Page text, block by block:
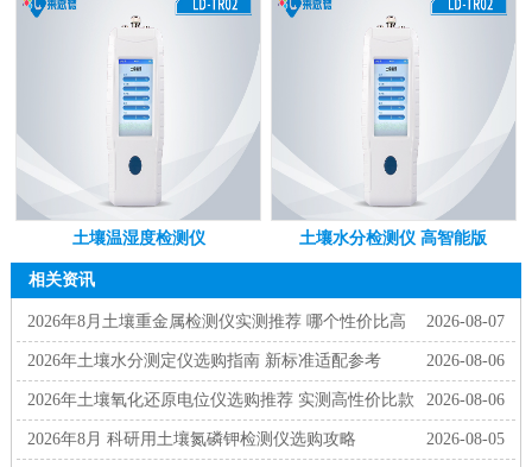
土壤温湿度检测仪 土壤水分检测仪 高智能版
相关资讯
2026-08-07
2026年8月土壤重金属检测仪实测推荐 哪个性价比高
2026-08-06
2026年土壤水分测定仪选购指南 新标准适配参考
2026-08-06
2026年土壤氧化还原电位仪选购推荐 实测高性价比款
2026-08-05
2026年8月 科研用土壤氮磷钾检测仪选购攻略